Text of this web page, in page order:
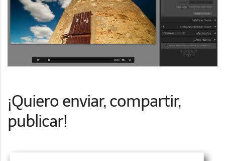
¡Quiero enviar, compartir,
publicar!